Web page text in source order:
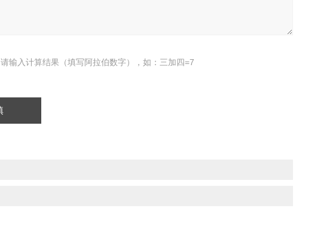
请输入计算结果（填写阿拉伯数字），如：三加四=7